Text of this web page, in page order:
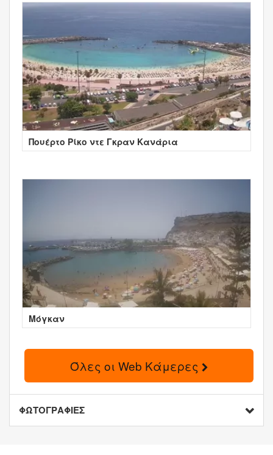
Πουέρτο Ρίκο ντε Γκραν Κανάρια
Μόγκαν
Όλες οι Web Κάμερες
ΦΩΤΟΓΡΑΦΙΕΣ